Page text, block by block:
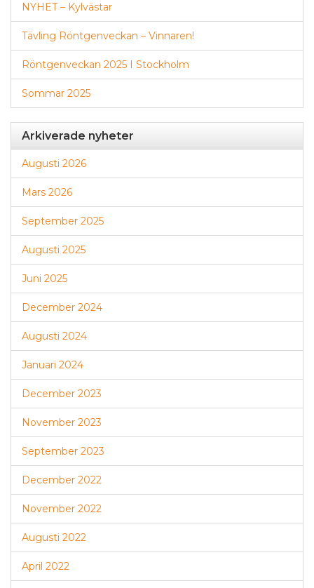
NYHET – Kylvästar
Tävling Röntgenveckan – Vinnaren!
Röntgenveckan 2025 I Stockholm
Sommar 2025
Arkiverade nyheter
Augusti 2026
Mars 2026
September 2025
Augusti 2025
Juni 2025
December 2024
Augusti 2024
Januari 2024
December 2023
November 2023
September 2023
December 2022
November 2022
Augusti 2022
April 2022